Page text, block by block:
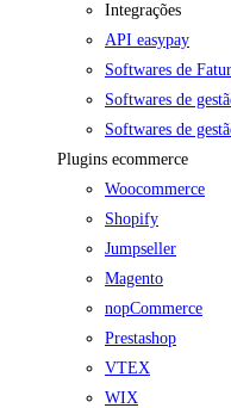
Integrações
API easypay
Softwares de
Softwares de
Softwares de
Plugins ecommerce
Woocommerce
Shopify
Jumpseller
Magento
nopCommerce
Prestashop
VTEX
WIX